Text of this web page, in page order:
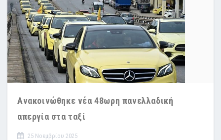
Ανακοινώθηκε νέα 48ωρη πανελλαδική
απεργία στα ταξί
25 Νοεμβρίου 2025